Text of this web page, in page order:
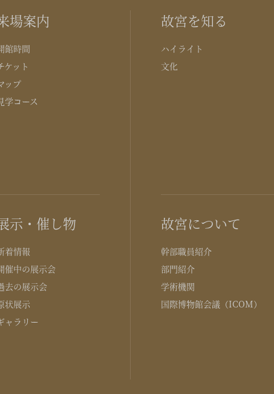
場案内
館時間
ケット
ップ
学コース
故宮を知る
ハイライト
文化
示・催し物
着情報
催中の展示会
去の展示会
状展示
ャラリー
故宮について
幹部職員紹介
部門紹介
学術機関
国際博物館会議（ICOM）